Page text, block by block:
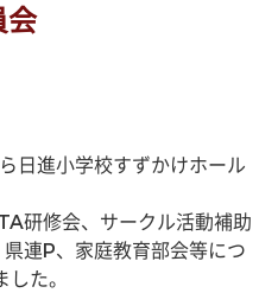
会
日進小学校すずかけホール
研修会、サークル活動補助
連P、家庭教育部会等につ
た。